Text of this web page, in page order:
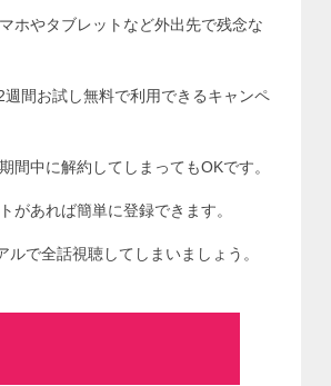
ホやタブレットなど外出先で残念な
間お試し無料で利用できるキャンペ
中に解約してしまってもOKです。
あれば簡単に登録できます。
で全話視聴してしまいましょう。